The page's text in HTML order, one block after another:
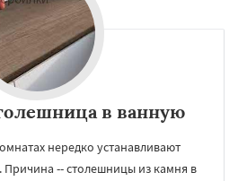
в ванную
нередко устанавливают
-- столешницы из камня в